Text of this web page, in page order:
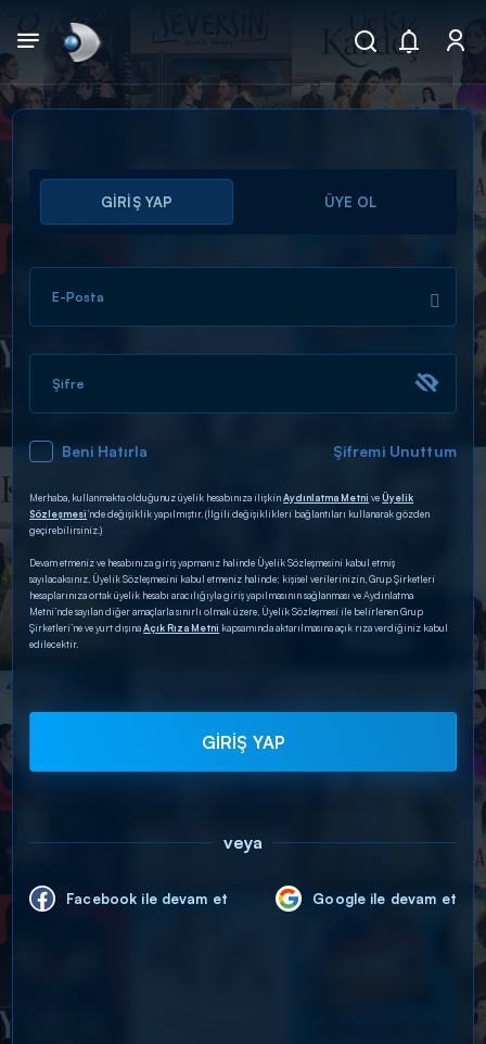
Arama
ARAMA SONUÇLARI
DİĞER SONUÇLAR
GİRİŞ YAP ÜYE OL
E-Posta
Şifre
Beni Hatırla Şifremi Unuttum
Merhaba, kullanmakta olduğunuz üyelik hesabınıza ilişkinAydınlatma Metni veÜyelik
Sözleşmesi’nde değişiklik yapılmıştır. (İlgili değişiklikleri bağlantıları kullanarak gözden
geçirebilirsiniz.)
Devam etmeniz ve hesabınıza giriş yapmanız halinde Üyelik Sözleşmesini kabul etmiş
sayılacaksınız. Üyelik Sözleşmesini kabul etmeniz halinde; kişisel verilerinizin, Grup Şirketleri
hesaplarınıza ortak üyelik hesabı aracılığıyla giriş yapılmasının sağlanması ve Aydınlatma
Metni’nde sayılan diğer amaçlarla sınırlı olmak üzere, Üyelik Sözleşmesi ile belirlenen Grup
Şirketleri’ne ve yurt dışınaAçık Rıza Metni kapsamında aktarılmasına açık rıza verdiğiniz kabul
edilecektir.
GİRİŞ YAP
veya
Facebook ile devam et Google ile devam et